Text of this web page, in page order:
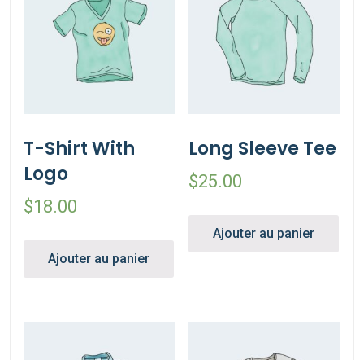
T-Shirt With
Logo
$18.00
Ajouter au panier
Long Sleeve Tee
$25.00
Ajouter au panier